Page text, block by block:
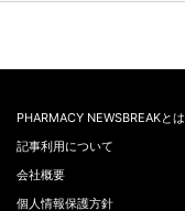
PHARMACY NEWSBREAKとは
記事利用について
会社概要
個人情報保護方針